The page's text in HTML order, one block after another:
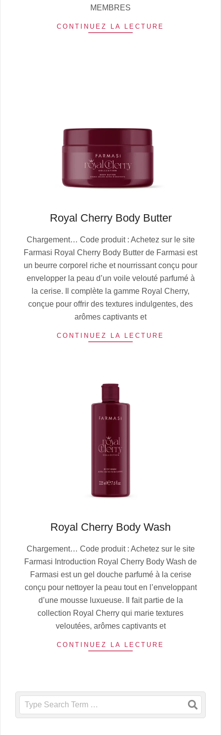
MEMBRES
CONTINUEZ LA LECTURE
Royal Cherry Body Butter
10-
13
Chargement… Code produit : Achetez sur le site
Farmasi Royal Cherry Body Butter de Farmasi est
un beurre corporel riche et nourrissant conçu pour
envelopper la peau d’un voile velouté parfumé à
la cerise. Il complète la gamme Royal Cherry,
conçue pour offrir des textures indulgentes, des
arômes captivants et
CONTINUEZ LA LECTURE
Royal Cherry Body Wash
10-
12
Chargement… Code produit : Achetez sur le site
Farmasi Introduction Royal Cherry Body Wash de
Farmasi est un gel douche parfumé à la cerise
conçu pour nettoyer la peau tout en l’enveloppant
d’une mousse luxueuse. Il fait partie de la
collection Royal Cherry qui marie textures
veloutées, arômes captivants et
CONTINUEZ LA LECTURE
Search